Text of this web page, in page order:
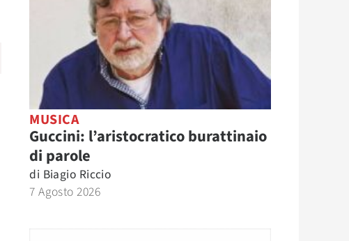
MUSICA
Guccini: l’aristocratico burattinaio
di parole
di Biagio Riccio
7 Agosto 2026